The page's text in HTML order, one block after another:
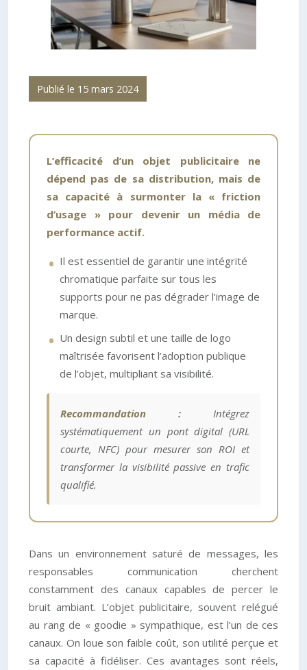
Publié le 15 mars 2024
L’efficacité d’un objet publicitaire ne
dépend pas de sa distribution, mais de
sa capacité à surmonter la « friction
d’usage » pour devenir un média de
performance actif.
Il est essentiel de garantir une intégrité
chromatique parfaite sur tous les
supports pour ne pas dégrader l’image de
marque.
Un design subtil et une taille de logo
maîtrisée favorisent l’adoption publique
de l’objet, multipliant sa visibilité.
Recommandation : Intégrez
systématiquement un pont digital (URL
courte, NFC) pour mesurer son ROI et
transformer la visibilité passive en trafic
qualifié.
Dans un environnement saturé de messages, les
responsables communication cherchent
constamment des canaux capables de percer le
bruit ambiant. L’objet publicitaire, souvent relégué
au rang de « goodie » sympathique, est l’un de ces
canaux. On loue son faible coût, son utilité perçue et
sa capacité à fidéliser. Ces avantages sont réels,